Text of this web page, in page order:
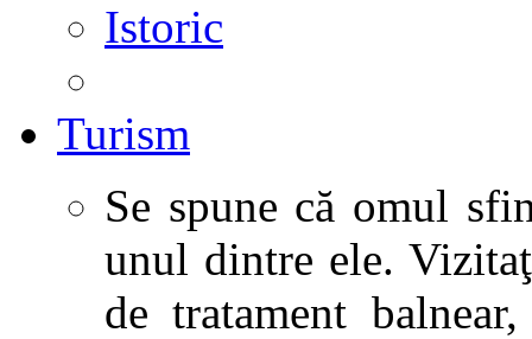
Istoric
Turism
Se spune că omul
unul dintre ele.
de tratament